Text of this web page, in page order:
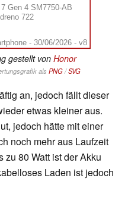
Gen 4 SM7750-AB
722
- 30/06/2026 - v8
gestellt von Honor
als PNG/SVG
an, jedoch fällt dieser
etwas kleiner aus.
jedoch hätte mit einer
noch mehr aus Laufzeit
zu 80 Watt ist der Akku
Laden ist jedoch